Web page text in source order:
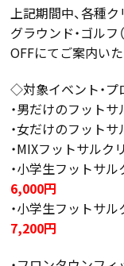
上記期間中、各種
グラウンド・ゴルフ
OFFにてご案内いた
◇対象イベント・プ
・男だけのフット
・女だけのフット
・MIXフットサル
・小学生フットサル
6,000円
・小学生フットサル
7,200円